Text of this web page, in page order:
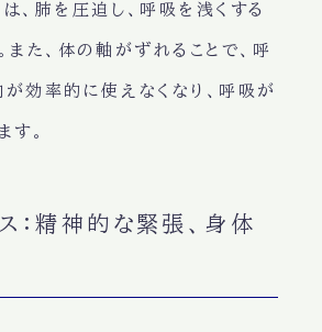
は、肺を圧迫し、呼吸を浅くする
た、 体の軸 がずれることで、呼
効率的に使えなくなり、呼吸が
す。
：精神的な緊張、身体